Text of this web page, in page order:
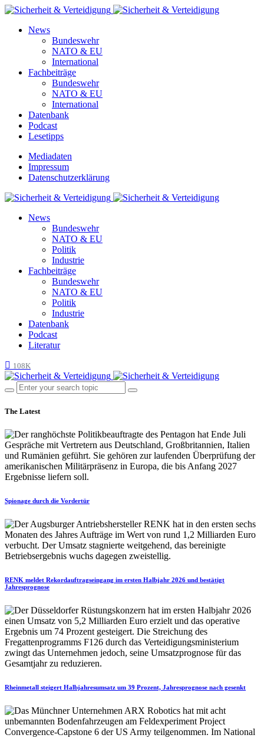
News
Bundeswehr
NATO & EU
International
Fachbeiträge
Bundeswehr
NATO & EU
International
Datenbank
Podcast
Lesetipps
Mediadaten
Impressum
Datenschutzerklärung
News
Bundeswehr
NATO & EU
Politik
Industrie
Fachbeiträge
Bundeswehr
NATO & EU
Politik
Industrie
Datenbank
Podcast
Literatur
108K
The Latest
Spionage durch die Vordertür
RENK meldet Rekordauftragseingang im ersten Halbjahr 2026 und bestätigt
Jahresprognose
Rheinmetall steigert Halbjahresumsatz um 39 Prozent, Jahresprognose nach gesenkt